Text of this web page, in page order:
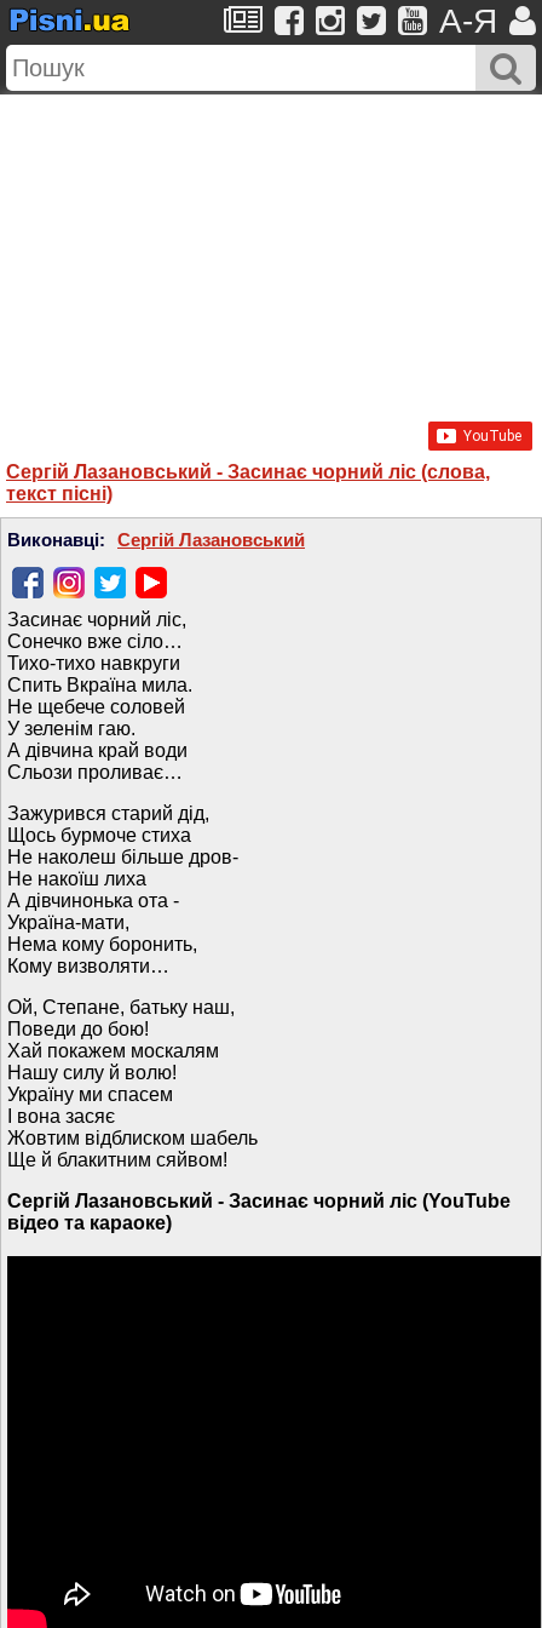
A-Я
Сергій Лазановський - Засинає чорний ліс (слова,
текст пісні)
Виконавці: Сергій Лазановський
Засинає чорний ліс,
Сонечко вже сіло…
Тихо-тихо навкруги
Спить Вкраїна мила.
Не щебече соловей
У зеленім гаю.
А дівчина край води
Сльози проливає…
Зажурився старий дід,
Щось бурмоче стиха
Не наколеш більше дров-
Не накоїш лиха
А дівчинонька ота -
Україна-мати,
Нема кому боронить,
Кому визволяти…
Ой, Степане, батьку наш,
Поведи до бою!
Хай покажем москалям
Нашу силу й волю!
Україну ми спасем
І вона засяє
Жовтим відблиском шабель
Ще й блакитним сяйвом!
Сергій Лазановський - Засинає чорний ліс (YouTube
відео та караоке)